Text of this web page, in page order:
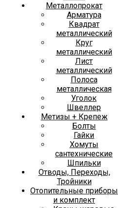
Металлопрокат
Арматура
Квадрат
металлический
Круг
металлический
Лист
металлический
Полоса
металлическая
Уголок
Швеллер
Метизы + Крепеж
Болты
Гайки
Хомуты
сантехнические
Шпильки
Отводы, Переходы,
Тройники
Отопительные приборы
и комплект